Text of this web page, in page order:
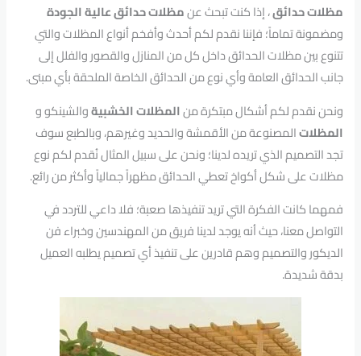
مظلات حدائق، إذا كنت تبحث عنمظلات حدائق عالية الجودة
ومضمونة تماماً؛ فإننا نقدم لكم أحدث وأفخم أنواع المظلات والتي
تتنوع بين مظلات الحدائق داخل كل من المنازل والقصور والفلل إلى
جانب الحدائق العامة وأي نوع من الحدائق الخاصة الملحقة بأي مبنى.
ونحن نقدم لكم أشكال مبتكرة منالمظلات الخشبيةوالشينكو و
المظلاتالمصنوعة من الأقمشة والحديد وغيرهم، وبالطبع سوف
تجد التصميم الذي تريده لدينا؛ ونحن على سبيل المثال نُقدم لكم نوع
مظلات على شكل أكواخ تعطي الحدائق مظهراً جمالياً وأكثر من رائع.
فمهما كانت الفكرة التي تريد تنفيذها صعبة؛ فلا داعي للتردد في
التواصل معنا، حيث أنه يوجد لدينا فريق من المهندسين وخبراء فن
الديكور والتصميم وهم قادرين على تنفيذ أي تصميم يطلبه العميل
بدقة شديدة.